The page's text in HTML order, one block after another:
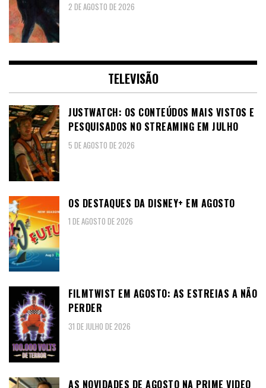
2 DE AGOSTO DE 2026
TELEVISÃO
JUSTWATCH: OS CONTEÚDOS MAIS VISTOS E
PESQUISADOS NO STREAMING EM JULHO
5 DE AGOSTO DE 2026
OS DESTAQUES DA DISNEY+ EM AGOSTO
1 DE AGOSTO DE 2026
FILMTWIST EM AGOSTO: AS ESTREIAS A NÃO
PERDER
31 DE JULHO DE 2026
AS NOVIDADES DE AGOSTO NA PRIME VIDEO